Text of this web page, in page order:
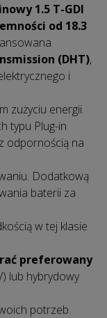
1.5 T-GDI
od 18.3
(DHT),
i
zużyciu energii.
typu Plug-in
odpornością na
Dodatkową
baterii za
w tej klasie
preferowany
lub hybrydowy
potrzeb.